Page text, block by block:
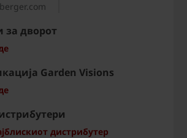
за дворот
Garden Visions
дистрибутер